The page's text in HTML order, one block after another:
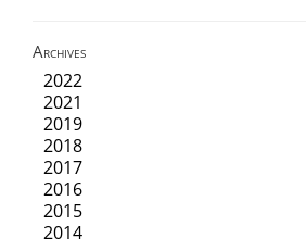
Archives
2022
2021
2019
2018
2017
2016
2015
2014